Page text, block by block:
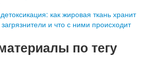
как жировая ткань хранит
и что с ними происходит
по тегу